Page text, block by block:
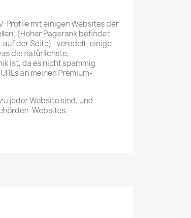
Profile mit einigen Websites der
(Hoher Pagerank befindet
auf der Seite) -veredelt, einige
die natürlichste,
ist, da es nicht spammig
an meinen Premium-
jeder Website sind, und
Websites.